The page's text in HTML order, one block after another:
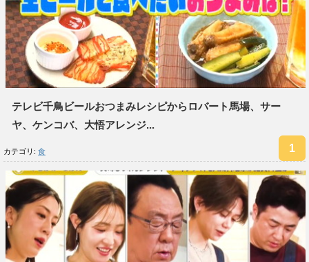
テレビ千鳥ビールおつまみレシピからロバート馬場、サー
ヤ、ケンコバ、大悟アレンジ...
カテゴリ: 食